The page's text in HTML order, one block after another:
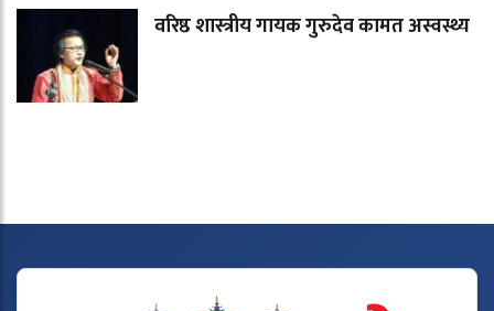
वरिष्ठ शास्त्रीय गायक गुरुदेव कामत अस्वस्थ्य